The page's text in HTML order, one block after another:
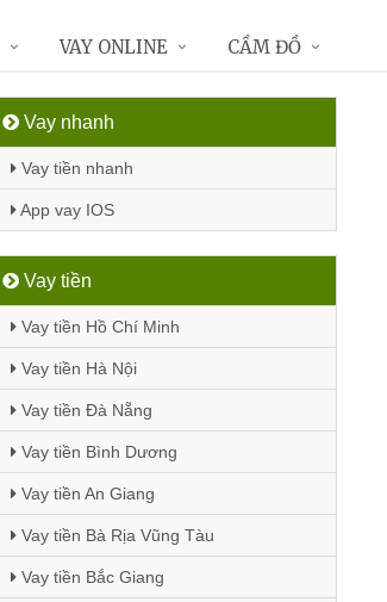
Vay nhanh
Vay tiền nhanh
App vay IOS
Vay tiền
Vay tiền Hồ Chí Minh
Vay tiền Hà Nội
Vay tiền Đà Nẵng
Vay tiền Bình Dương
Vay tiền An Giang
Vay tiền Bà Rịa Vũng Tàu
Vay tiền Bắc Giang
VAY ONLINE CẦM ĐỒ